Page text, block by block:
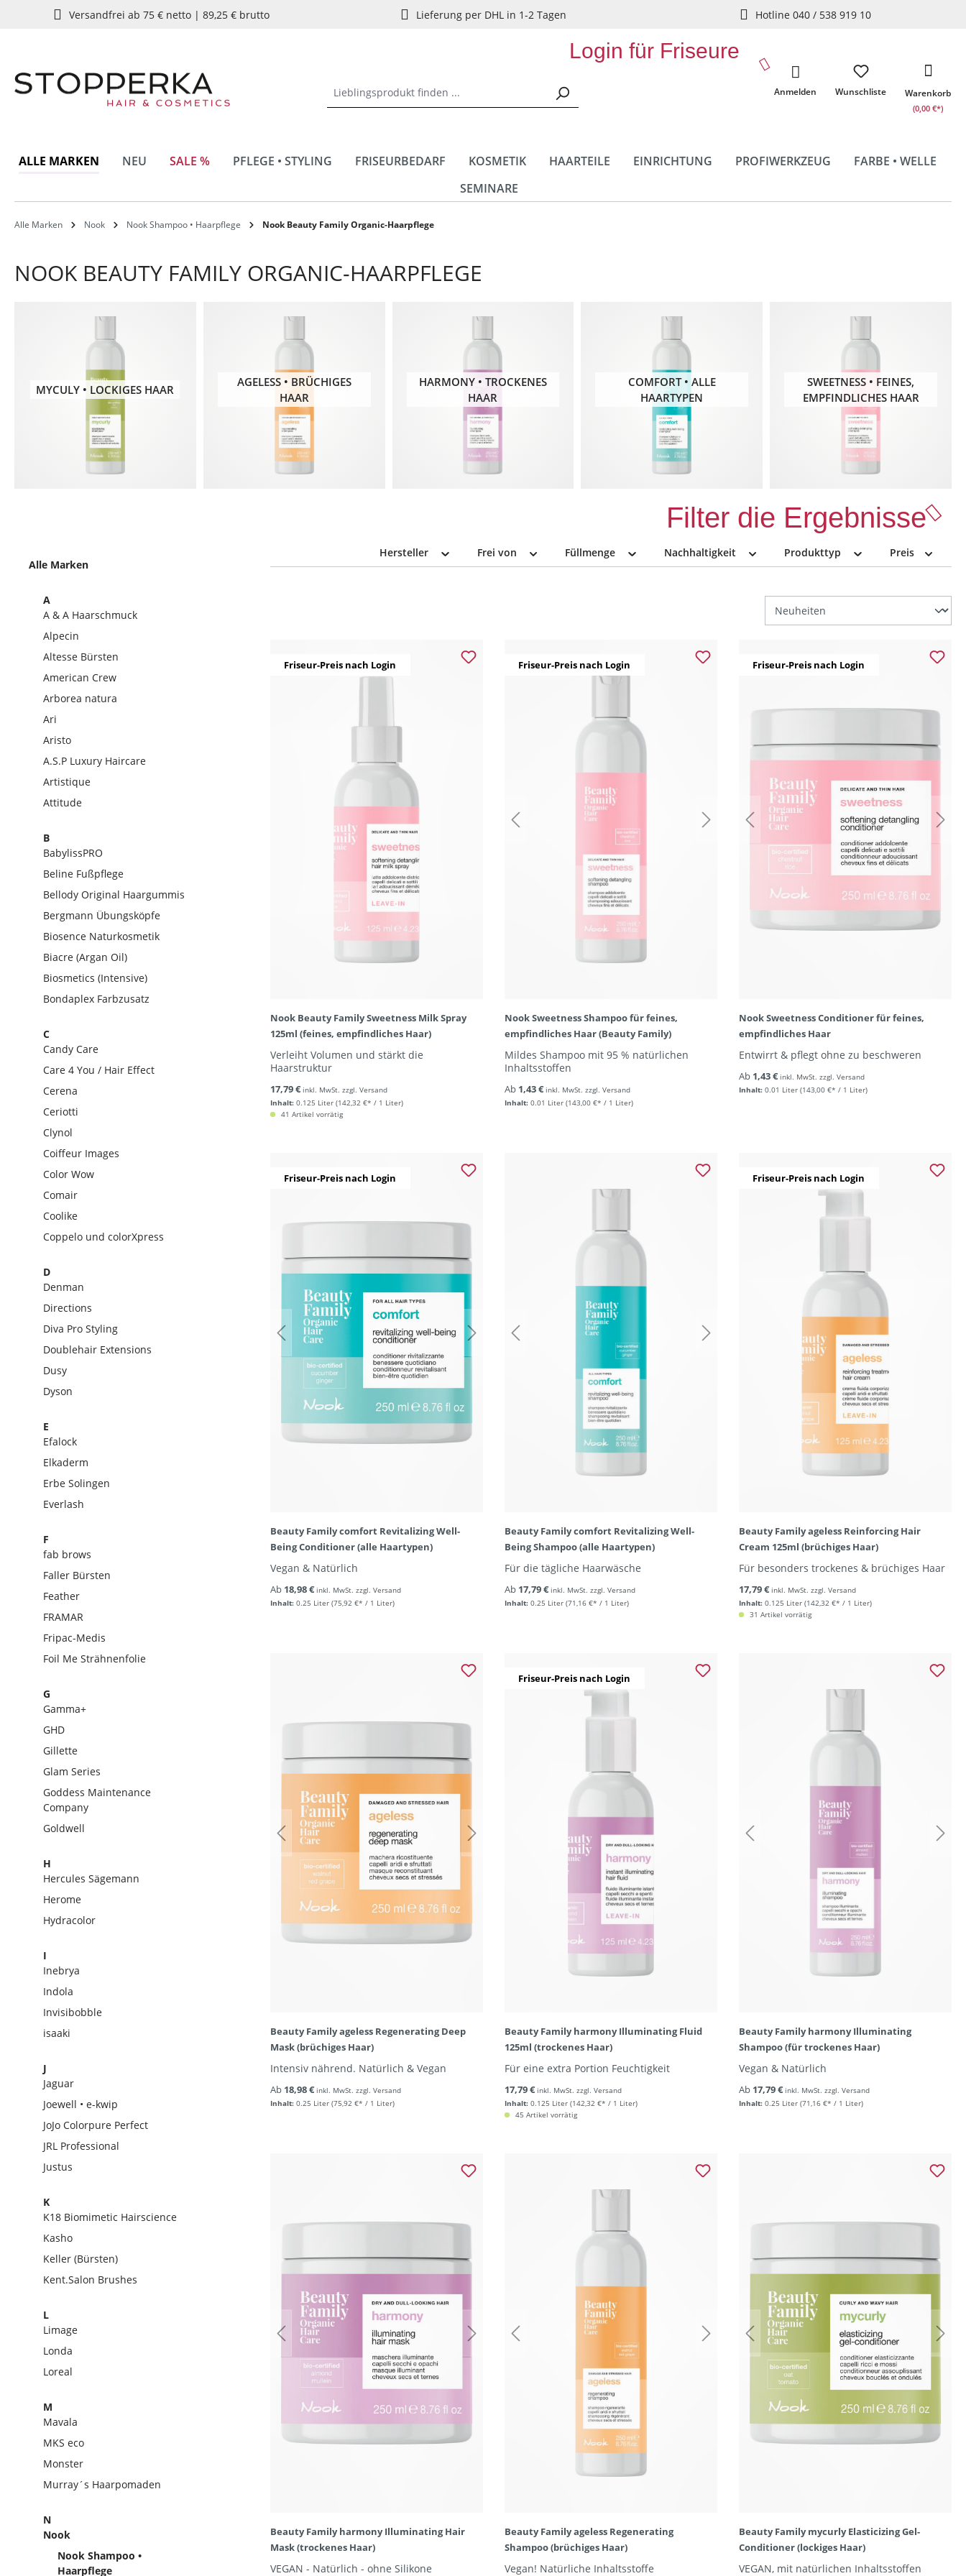
Zur Hauptnavigation springen
Versandfrei ab 75 € netto | 89,25 € brutto Lieferung per DHL in 1-2 Tagen Hotline 040 / 538 919 10
Login für Friseure
Wunschliste
Anmelden Warenkorb
(0,00 €*)
ALLE MARKEN NEU SALE % PFLEGE • STYLING FRISEURBEDARF KOSMETIK HAARTEILE EINRICHTUNG PROFIWERKZEUG
FARBE • WELLE
SEMINARE
Alle Marken Nook Nook Shampoo • Haarpflege Nook Beauty Family Organic-Haarpflege
NOOK BEAUTY FAMILY ORGANIC-HAARPFLEGE
MYCULY • LOCKIGES HAAR
AGELESS • BRÜCHIGES
HAAR
HARMONY • TROCKENES
HAAR
COMFORT • ALLE
HAARTYPEN
SWEETNESS • FEINES,
EMPFINDLICHES HAAR
Alle Marken
A
A & A Haarschmuck
Alpecin
Altesse Bürsten
American Crew
Arborea natura
Ari
Aristo
A.S.P Luxury Haircare
Artistique
Attitude
B
BabylissPRO
Beline Fußpflege
Bellody Original Haargummis
Bergmann Übungsköpfe
Biosence Naturkosmetik
Biacre (Argan Oil)
Biosmetics (Intensive)
Bondaplex Farbzusatz
C
Candy Care
Care 4 You / Hair Effect
Cerena
Ceriotti
Clynol
Coiffeur Images
Color Wow
Comair
Coolike
Coppelo und colorXpress
D
Denman
Directions
Diva Pro Styling
Doublehair Extensions
Dusy
Dyson
E
Efalock
Elkaderm
Erbe Solingen
Everlash
F
fab brows
Faller Bürsten
Feather
FRAMAR
Fripac-Medis
Foil Me Strähnenfolie
G
Gamma+
GHD
Gillette
Glam Series
Goddess Maintenance
Company
Goldwell
H
Hercules Sägemann
Herome
Hydracolor
I
Inebrya
Indola
Invisibobble
isaaki
J
Jaguar
Joewell • e-kwip
JoJo Colorpure Perfect
JRL Professional
Justus
K
K18 Biomimetic Hairscience
Kasho
Keller (Bürsten)
Kent.Salon Brushes
L
Limage
Londa
Loreal
M
Mavala
MKS eco
Monster
Murray´s Haarpomaden
N
Nook
Nook Shampoo •
Haarpflege
Filter die Ergebnisse
Hersteller Frei von Füllmenge Nachhaltigkeit Produkttyp Preis
Friseur-Preis nach Login
Nook Beauty Family Sweetness Milk Spray
125ml (feines, empfindliches Haar)
Verleiht Volumen und stärkt die
Haarstruktur
Inhalt: 0.125 Liter (142,32 €* / 1 Liter)
17,79 € inkl. MwSt. zzgl. Versand
41 Artikel vorrätig
Friseur-Preis nach Login
Nook Sweetness Shampoo für feines,
empfindliches Haar (Beauty Family)
Mildes Shampoo mit 95 % natürlichen
Inhaltsstoffen
Inhalt: 0.01 Liter (143,00 €* / 1 Liter)
Ab 1,43 € inkl. MwSt. zzgl. Versand
Friseur-Preis nach Login
Nook Sweetness Conditioner für feines,
empfindliches Haar
Entwirrt & pflegt ohne zu beschweren
Inhalt: 0.01 Liter (143,00 €* / 1 Liter)
Ab 1,43 € inkl. MwSt. zzgl. Versand
Friseur-Preis nach Login
Beauty Family comfort Revitalizing Well-
Being Conditioner (alle Haartypen)
Vegan & Natürlich
Inhalt: 0.25 Liter (75,92 €* / 1 Liter)
Ab 18,98 € inkl. MwSt. zzgl. Versand
Beauty Family comfort Revitalizing Well-
Being Shampoo (alle Haartypen)
Für die tägliche Haarwäsche
Inhalt: 0.25 Liter (71,16 €* / 1 Liter)
Ab 17,79 € inkl. MwSt. zzgl. Versand
Friseur-Preis nach Login
Beauty Family ageless Reinforcing Hair
Cream 125ml (brüchiges Haar)
Für besonders trockenes & brüchiges Haar
Inhalt: 0.125 Liter (142,32 €* / 1 Liter)
17,79 € inkl. MwSt. zzgl. Versand
31 Artikel vorrätig
Beauty Family ageless Regenerating Deep
Mask (brüchiges Haar)
Intensiv nährend. Natürlich & Vegan
Inhalt: 0.25 Liter (75,92 €* / 1 Liter)
Ab 18,98 € inkl. MwSt. zzgl. Versand
Friseur-Preis nach Login
Beauty Family harmony Illuminating Fluid
125ml (trockenes Haar)
Für eine extra Portion Feuchtigkeit
Inhalt: 0.125 Liter (142,32 €* / 1 Liter)
17,79 € inkl. MwSt. zzgl. Versand
45 Artikel vorrätig
Beauty Family harmony Illuminating
Shampoo (für trockenes Haar)
Vegan & Natürlich
Inhalt: 0.25 Liter (71,16 €* / 1 Liter)
Ab 17,79 € inkl. MwSt. zzgl. Versand
Beauty Family harmony Illuminating Hair
Mask (trockenes Haar)
VEGAN - Natürlich - ohne Silikone
Beauty Family ageless Regenerating
Shampoo (brüchiges Haar)
Vegan! Natürliche Inhaltsstoffe
Beauty Family mycurly Elasticizing Gel-
Conditioner (lockiges Haar)
VEGAN, mit natürlichen Inhaltsstoffen